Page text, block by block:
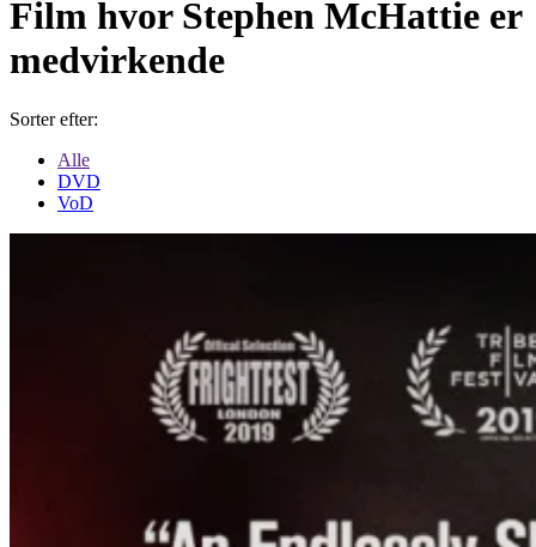
Film hvor Stephen McHattie er
medvirkende
Sorter efter:
Alle
DVD
VoD